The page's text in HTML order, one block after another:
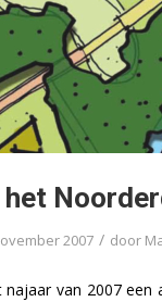
het
2007 / door
van 2007